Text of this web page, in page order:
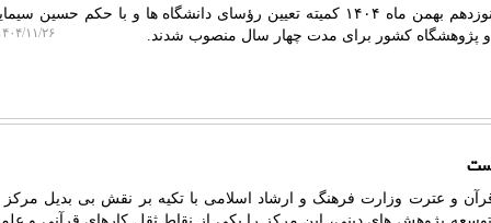
لیمو بلاگ: برمبنای مصوبه جلسه نوزدهم بهمن ماه ۱۴۰۴ کمیته تعیین رؤسای دانشگاه ها و با حکم
پژوهشگاه کشور برای مدت چهار سال منصوب شدند.
۱۴۰۴/۱۱/۲۶
و عترت وزارت فرهنگ و ارشاد اسلامی با تکیه بر نقش بی بدیل مرکز